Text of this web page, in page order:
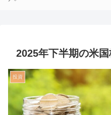
2025年下半期の米
投資